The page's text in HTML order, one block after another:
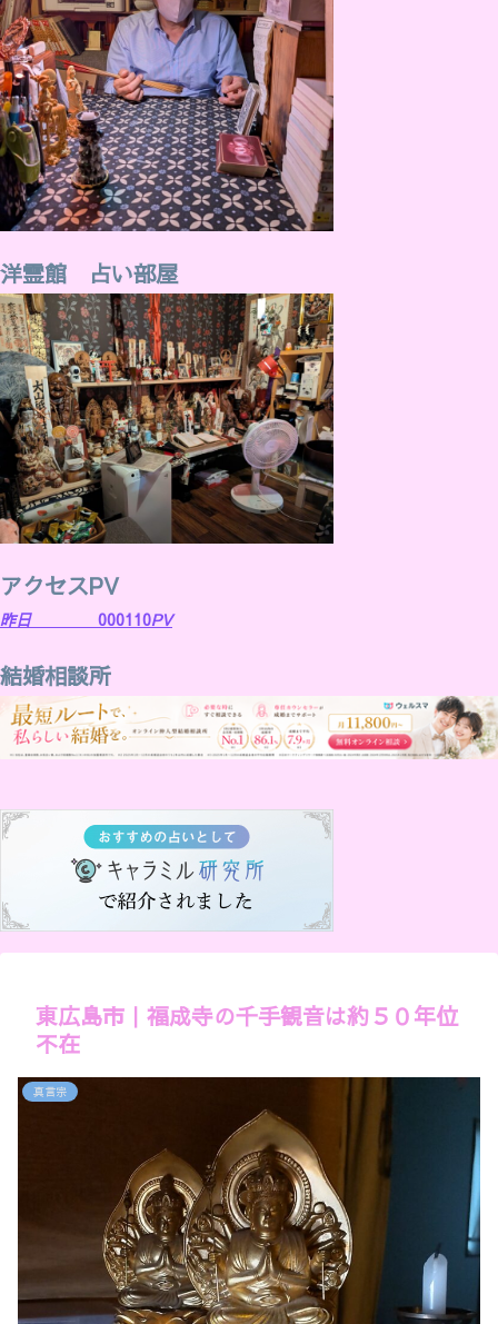
洋霊館 占い部屋
アクセスPV
昨日 000110PV
結婚相談所
東広島市｜福成寺の千手観音は約５０年位
不在
真言宗